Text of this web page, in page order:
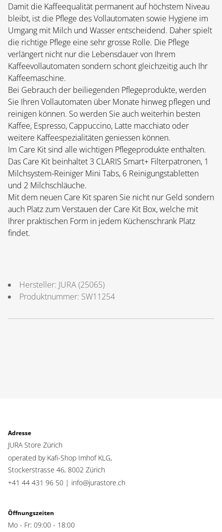
Damit die Kaffeequalität permanent auf höchstem Niveau
bleibt, ist die Pflege des Vollautomaten sowie Hygiene im
Umgang mit Milch und Wasser entscheidend. Daher spielt
die richtige Pflege eine sehr grosse Rolle. Die Pflege
verlängert nicht nur die Lebensdauer von Ihrem
Kaffeevollautomaten sondern schont gleichzeitig auch Ihr
Kaffeemaschine.
Bei Gebrauch der beiliegenden Pflegeprodukte, werden
Sie Ihren Vollautomaten über Monate hinweg pflegen und
reinigen können. So werden Sie auch weiterhin besten
Kaffee, Espresso, Cappuccino, Latte macchiato oder
weitere Kaffeespezialitäten geniessen können.
Im Care Kit sind alle wichtigen Pflegeprodukte enthalten.
Das Care Kit beinhaltet 3 CLARIS Smart+ Filterpatronen, 1
Milchsystem-Reiniger Mini Tabs, 6 Reinigungstabletten
und 2 Milchschläuche.
Mit dem neuen Care Kit sparen Sie nicht nur Geld sondern
auch Platz zum Verstauen der Care Kit Box, welche mit
Ihrer praktischen Form in jedem Küchenschrank Platz
findet.
Hersteller: JURA(25065)
Produktnummer: SW11254
Adresse
JURA Store Zürich
operated by Kafi-Shop Imhof KLG,
Stockerstrasse 46, 8002 Zürich
+41 44 431 96 50 | info@jurastore.ch
Öffnungszeiten
Mo - Fr: 09:00 - 18:00